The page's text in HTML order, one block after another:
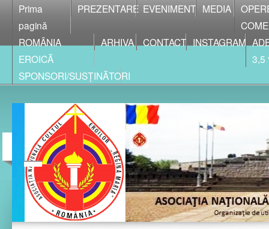
Prima
pagină
PREZENTARE EVENIMENT MEDIA
ROMÂNIA
EROICĂ
ARHIVA CONTACT INSTAGRAM
3,5
SPONSORI/SUSȚINĂTORI